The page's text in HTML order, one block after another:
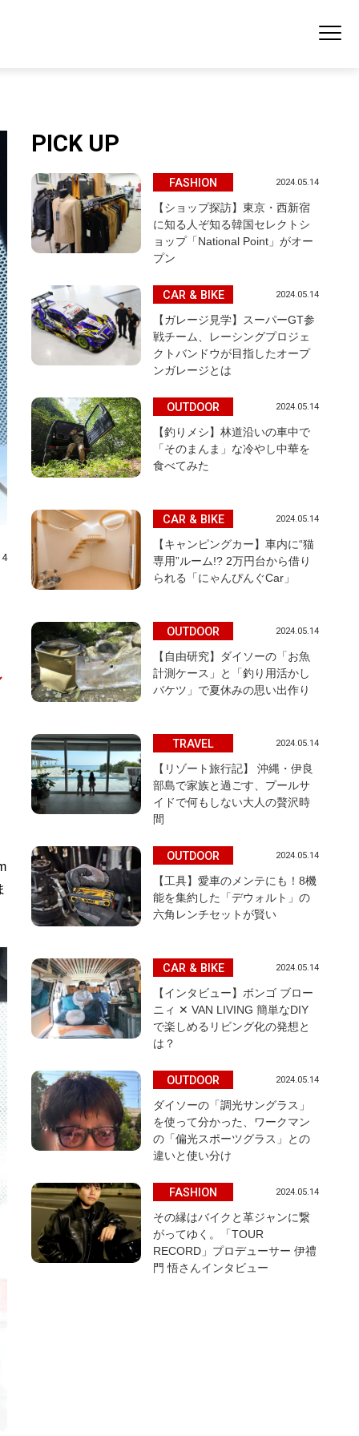
PICK UP
FASHION 2024.05.14
【ショップ探訪】東京・西新宿
に知る人ぞ知る韓国セレクトシ
ョップ「National Point」がオー
プン
CAR & BIKE 2024.05.14
【ガレージ見学】スーパーGT参
戦チーム、レーシングプロジェ
クトバンドウが目指したオープ
ンガレージとは
OUTDOOR 2024.05.14
【釣りメシ】林道沿いの車中で
「そのまんま」な冷やし中華を
食べてみた
CAR & BIKE 2024.05.14
【キャンピングカー】車内に“猫
専用”ルーム!? 2万円台から借り
られる「にゃんぴんぐCar」
OUTDOOR 2024.05.14
【自由研究】ダイソーの「お魚
計測ケース」と「釣り用活かし
バケツ」で夏休みの思い出作り
TRAVEL 2024.05.14
【リゾート旅行記】 沖縄・伊良
部島で家族と過ごす、プールサ
イドで何もしない大人の贅沢時
間
OUTDOOR 2024.05.14
【工具】愛車のメンテにも！8機
能を集約した「デウォルト」の
六角レンチセットが賢い
CAR & BIKE 2024.05.14
【インタビュー】ボンゴ ブロー
ニィ ✕ VAN LIVING 簡単なDIY
で楽しめるリビング化の発想と
は？
OUTDOOR 2024.05.14
ダイソーの「調光サングラス」
を使って分かった、ワークマン
の「偏光スポーツグラス」との
違いと使い分け
FASHION 2024.05.14
その縁はバイクと革ジャンに繋
がってゆく。「TOUR
RECORD」プロデューサー 伊禮
門 悟さんインタビュー